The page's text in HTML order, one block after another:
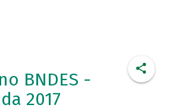
BNDES -
2017